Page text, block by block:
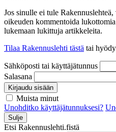
Jos sinulle ei tule
oikeuden kommentoida
lukemaan lukittuja artikkeleita.
Tilaa Rakennuslehti tästä tai
Sähköposti tai käyttäjätunnus
Salasana
Kirjaudu sisään
Muista minut
Unohditko käyttäjätunnuksesi?
Sulje
Etsi Rakennuslehti.fistä